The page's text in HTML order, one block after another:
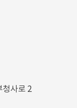
청사로 2